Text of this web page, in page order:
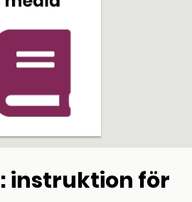
instruktion för